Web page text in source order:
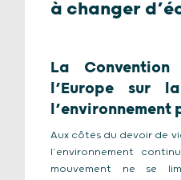
à changer
La
l’Europe sur
Aux côtés du devoir de
l’environnement
mouvement ne se